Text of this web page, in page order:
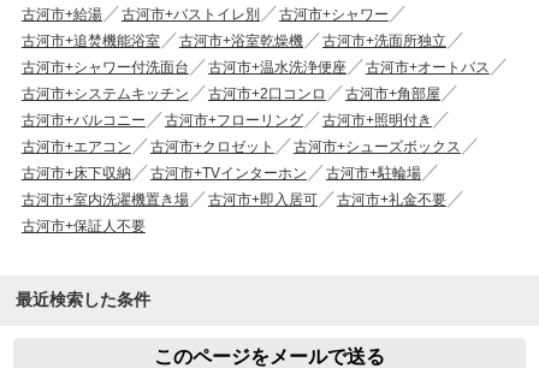
古河市+給湯 古河市+バストイレ別
古河市+シャワー
古河市+追焚機能浴室
古河市+浴室乾燥機
古河市+洗面所独立
古河市+シャワー付洗面台
古河市+温水洗浄便座
古河市+オートバス
古河市+システムキッチン
古河市+2口コンロ
古河市+角部屋
古河市+バルコニー
古河市+フローリング
古河市+照明付き
古河市+エアコン
古河市+クロゼット
古河市+シューズボックス
古河市+床下収納
古河市+TVインターホン
古河市+駐輪場
古河市+室内洗濯機置き場
古河市+即入居可
古河市+礼金不要
古河市+保証人不要
最近検索した条件
このページをメールで送る